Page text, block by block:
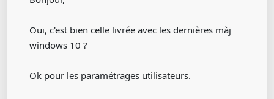
Oui, c'est bien celle livrée avec les dernières màj
windows 10 ?
Ok pour les paramétrages utilisateurs.